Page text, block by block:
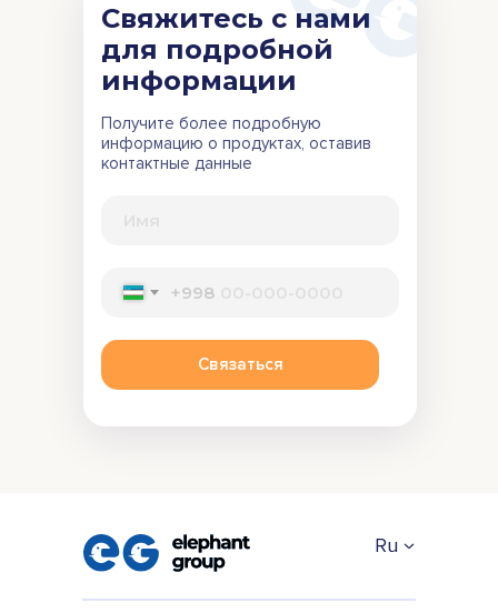
Свяжитесь с нами
для подробной
информации
Получите более подробную
информацию о продуктах, оставив
контактные данные
+998
Связаться
Ru